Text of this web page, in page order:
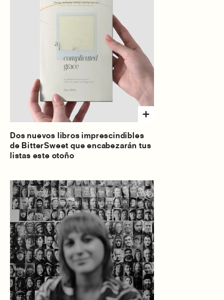
Dos nuevos libros imprescindibles
de BitterSweet que encabezarán tus
listas este otoño